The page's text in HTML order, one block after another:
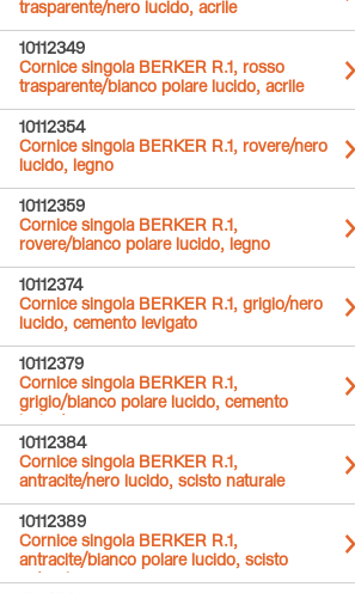
trasparente/nero lucido, acrile
10112349
Cornice singola BERKER R.1, rosso
trasparente/bianco polare lucido, acrile
10112354
Cornice singola BERKER R.1, rovere/nero
lucido, legno
10112359
Cornice singola BERKER R.1,
rovere/bianco polare lucido, legno
10112374
Cornice singola BERKER R.1, grigio/nero
lucido, cemento levigato
10112379
Cornice singola BERKER R.1,
grigio/bianco polare lucido, cemento
levigato
10112384
Cornice singola BERKER R.1,
antracite/nero lucido, scisto naturale
10112389
Cornice singola BERKER R.1,
antracite/bianco polare lucido, scisto
naturale